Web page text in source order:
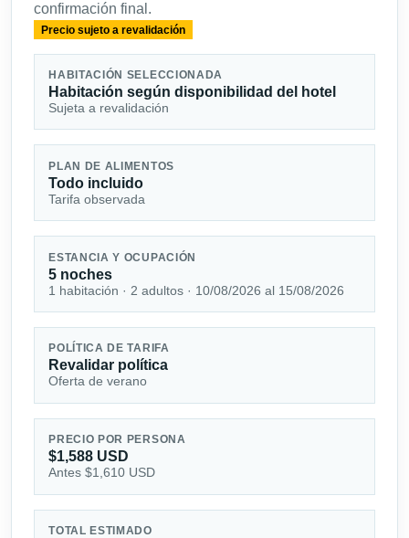
confirmación final.
Precio sujeto a revalidación
HABITACIÓN SELECCIONADA
Habitación según disponibilidad del hotel
Sujeta a revalidación
PLAN DE ALIMENTOS
Todo incluido
Tarifa observada
ESTANCIA Y OCUPACIÓN
5 noches
1 habitación · 2 adultos · 10/08/2026 al 15/08/2026
POLÍTICA DE TARIFA
Revalidar política
Oferta de verano
PRECIO POR PERSONA
$1,588 USD
Antes $1,610 USD
TOTAL ESTIMADO